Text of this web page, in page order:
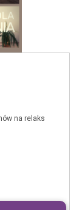
na relaks